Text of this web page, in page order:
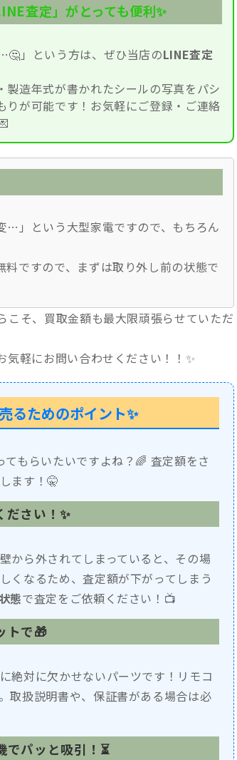
査定」がとっても便利✨
」という方は、ぜひ当店のLINE査定
造年式が書かれたシールの写真をパシ
りが可能です！お気軽にご登録・ご連絡
…」という大型家電ですので、もちろん
ですので、まずは取り外し前の状態で
こそ、買取金額も最大限頑張らせていただ
軽にお問い合わせください！！✨
るためのポイント✨
もらいたいですよね？🌈 査定額をさ
ます！🤫
ださい！✨
から外されてしまっていると、その場
くなるため、査定額が下がってしまう
態で査定をご依頼ください！📺
トで🎁
絶対に欠かせないパーツです！リモコ
取扱説明書や、保証書がある場合は必
パッと吸引！⏳